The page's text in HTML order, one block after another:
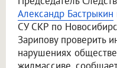
Александр Бастрыкин
СУ СКР по
Зарипову проверить
нарушениях